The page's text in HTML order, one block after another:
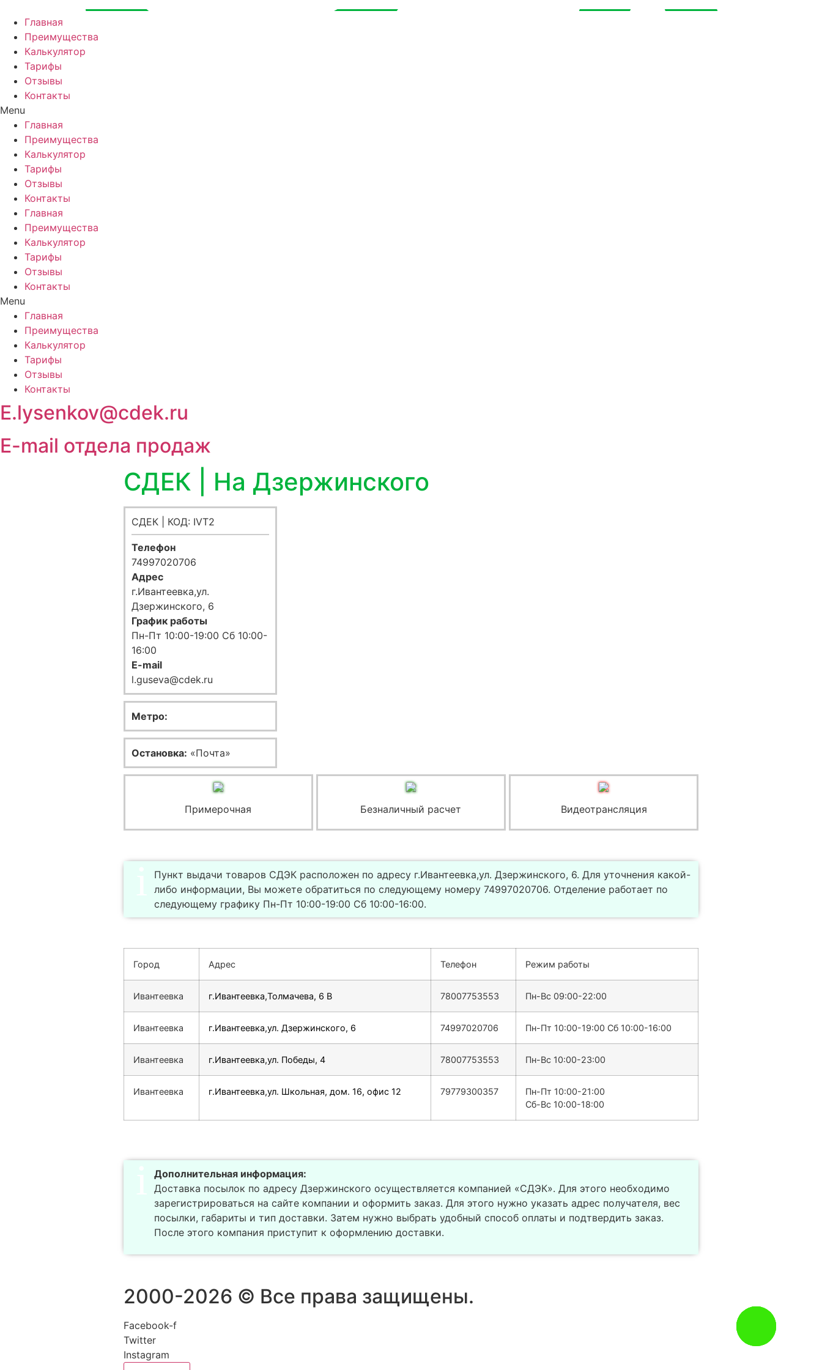
содержимому
Главная
Преимущества
Калькулятор
Тарифы
Отзывы
Контакты
Menu
Главная
Преимущества
Калькулятор
Тарифы
Отзывы
Контакты
Главная
Преимущества
Калькулятор
Тарифы
Отзывы
Контакты
Menu
Главная
Преимущества
Калькулятор
Тарифы
Отзывы
Контакты
E.lysenkov@cdek.ru
E-mail отдела продаж
СДЕК | На Дзержинского
СДЕК | КОД: IVT2
Телефон
74997020706
Адрес
г.Ивантеевка,ул.
Дзержинского, 6
График работы
Пн-Пт 10:00-19:00 Сб 10:00-
16:00
E-mail
l.guseva@cdek.ru
Метро:
Остановка: «Почта»
Примерочная Безналичный расчет Видеотрансляция
Пункт выдачи товаров СДЭК расположен по адресу г.Ивантеевка,ул. Дзержинского, 6. Для уточнения какой-
либо информации, Вы можете обратиться по следующему номеру 74997020706. Отделение работает по
следующему графику Пн-Пт 10:00-19:00 Сб 10:00-16:00.
Город Адрес Телефон Режим работы
Ивантеевка г.Ивантеевка,Толмачева, 6 В 78007753553 Пн-Вс 09:00-22:00
Ивантеевка г.Ивантеевка,ул. Дзержинского, 6 74997020706 Пн-Пт 10:00-19:00 Сб 10:00-16:00
Ивантеевка г.Ивантеевка,ул. Победы, 4 78007753553 Пн-Вс 10:00-23:00
Ивантеевка г.Ивантеевка,ул. Школьная, дом. 16, офис 12 79779300357
Пн-Пт 10:00-21:00
Сб-Вс 10:00-18:00
Дополнительная информация:
Доставка посылок по адресу Дзержинского осуществляется компанией «СДЭК». Для этого необходимо
зарегистрироваться на сайте компании и оформить заказ. Для этого нужно указать адрес получателя, вес
посылки, габариты и тип доставки. Затем нужно выбрать удобный способ оплаты и подтвердить заказ.
После этого компания приступит к оформлению доставки.
2000-2026 © Все права защищены.
Facebook-f
Twitter
Instagram
Заказать